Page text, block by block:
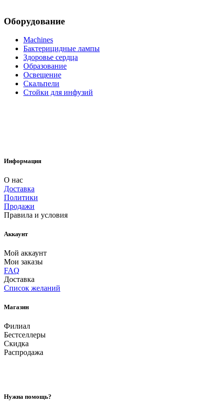
Оборудование
Machines
Бактерицидные лампы
Здоровье сердца
Образование
Освещение
Скальпели
Стойки для инфузий
Информация
О нас
Доставка
Политики
Продажи
Правила и условия
Аккаунт
Мой аккаунт
Мои заказы
FAQ
Доставка
Список желаний
Магазин
Филиал
Бестселлеры
Скидка
Распродажа
Нужна помощь?